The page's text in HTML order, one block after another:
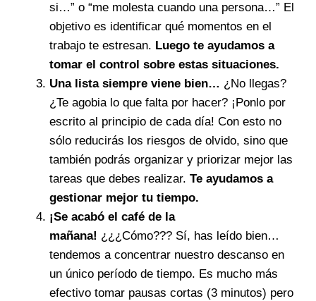
si…” o “me molesta cuando una persona…” El
objetivo es identificar qué momentos en el
trabajo te estresan. Luego te ayudamos a
tomar el control sobre estas situaciones.
Una lista siempre viene bien… ¿No llegas?
¿Te agobia lo que falta por hacer? ¡Ponlo por
escrito al principio de cada día! Con esto no
sólo reducirás los riesgos de olvido, sino que
también podrás organizar y priorizar mejor las
tareas que debes realizar. Te ayudamos a
gestionar mejor tu tiempo.
¡Se acabó el café de la
mañana! ¿¿¿Cómo??? Sí, has leído bien…
tendemos a concentrar nuestro descanso en
un único período de tiempo. Es mucho más
efectivo tomar pausas cortas (3 minutos) pero